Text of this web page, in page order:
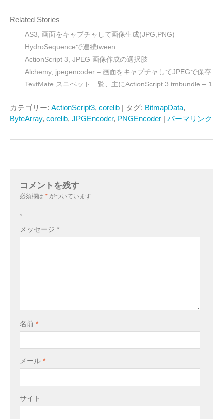
Related Stories
AS3, 画面をキャプチャして画像生成(JPG,PNG)
HydroSequenceで連続tween
ActionScript 3, JPEG 画像作成の選択肢
Alchemy, jpegencoder – 画面をキャプチャしてJPEGで保存
TextMate スニペット一覧、主にActionScript 3.tmbundle – 1
カテゴリー: ActionScript3, corelib | タグ: BitmapData,
ByteArray, corelib, JPGEncoder, PNGEncoder | パーマリンク
コメントを残す
必須欄は * がついています
。
メッセージ *
名前 *
メール *
サイト